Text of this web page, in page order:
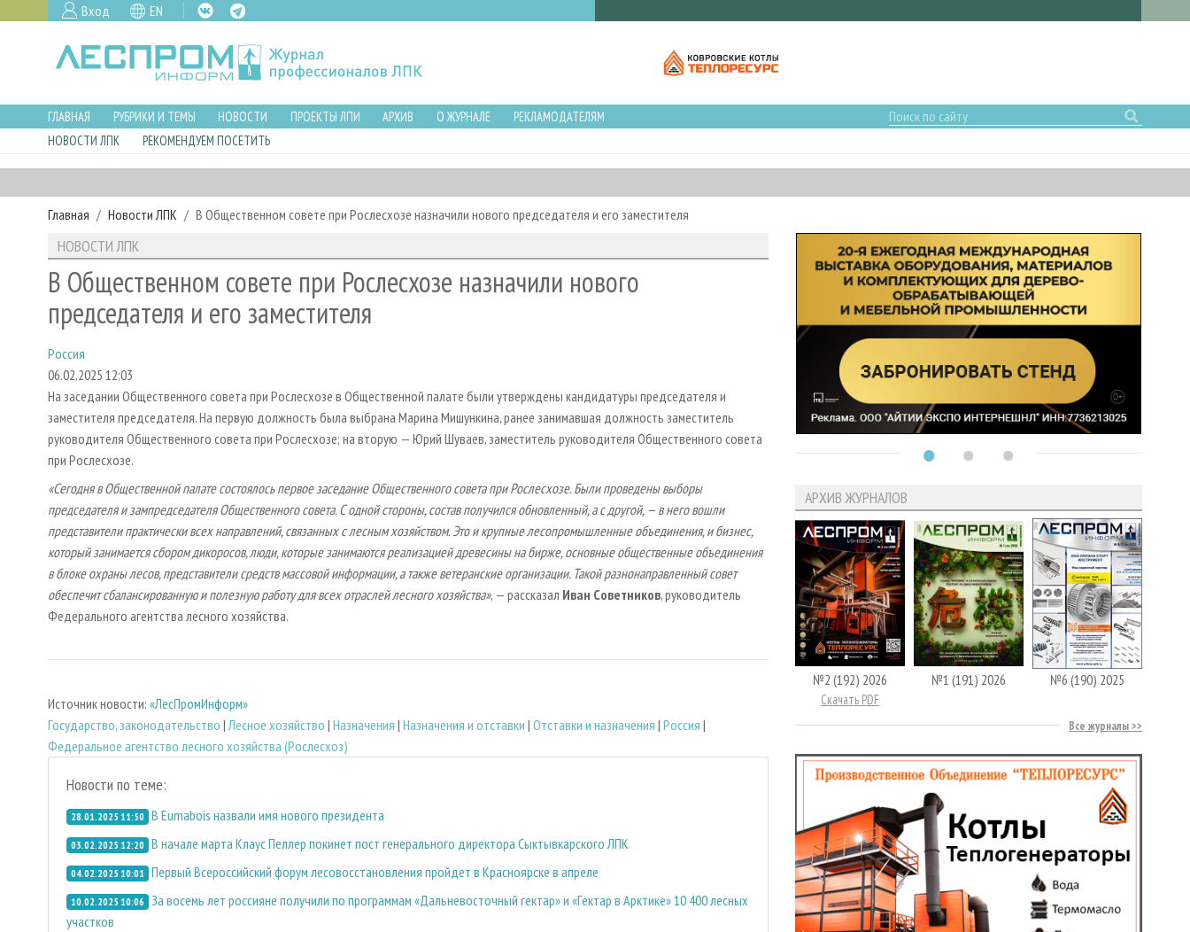
Вход EN
ГЛАВНАЯ РУБРИКИ И ТЕМЫ НОВОСТИ ПРОЕКТЫ ЛПИ АРХИВ О ЖУРНАЛЕ
РЕКЛАМОДАТЕЛЯМ
НОВОСТИ ЛПК
РЕКОМЕНДУЕМ ПОСЕТИТЬ
Главная Новости ЛПК В Общественном совете при Рослесхозе назначили нового председателя и его заместителя
НОВОСТИ ЛПК
В Общественном совете при Рослесхозе назначили нового
председателя и его заместителя
Россия
06.02.2025 12:03
На заседании Общественного совета при Рослесхозе в Общественной палате были утверждены кандидатуры председателя и
заместителя председателя. На первую должность была выбрана Марина Мишункина, ранее занимавшая должность заместитель
руководителя Общественного совета при Рослесхозе; на вторую — Юрий Шуваев, заместитель руководителя Общественного совета
при Рослесхозе.
«Сегодня в Общественной палате состоялось первое заседание Общественного совета при Рослесхозе. Были проведены выборы
председателя и зампредседателя Общественного совета. С одной стороны, состав получился обновленный, а с другой, — в него вошли
представители практически всех направлений, связанных с лесным хозяйством. Это и крупные лесопромышленные объединения, и бизнес,
который занимается сбором дикоросов, люди, которые занимаются реализацией древесины на бирже, основные общественные объединения
в блоке охраны лесов, представители средств массовой информации, а также ветеранские организации. Такой разнонаправленный совет
обеспечит сбалансированную и полезную работу для всех отраслей лесного хозяйства», — рассказал Иван Советников, руководитель
Федерального агентства лесного хозяйства.
Источник новости: «ЛесПромИнформ»
Государство, законодательство | Лесное хозяйство | Назначения | Назначения и отставки | Отставки и назначения | Россия |
Федеральное агентство лесного хозяйства (Рослесхоз)
Новости по теме:
28.01.2025 11:50 В Eumabois назвали имя нового президента
03.02.2025 12:20 В начале марта Клаус Пеллер покинет пост генерального директора Сыктывкарского ЛПК
04.02.2025 10:01 Первый Всероссийский форум лесовосстановления пройдет в Красноярске в апреле
10.02.2025 10:06
За восемь лет россияне получили по программам «Дальневосточный гектар» и «Гектар в Арктике» 10 400 лесных
участков
АРХИВ ЖУРНАЛОВ
№2 (192) 2026
Скачать PDF
№1 (191) 2026 №6 (190) 2025
Все журналы